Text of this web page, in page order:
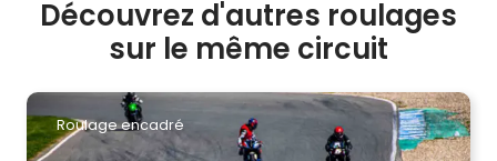
Découvrez d'autres roulages
sur le même circuit
Roulage encadré